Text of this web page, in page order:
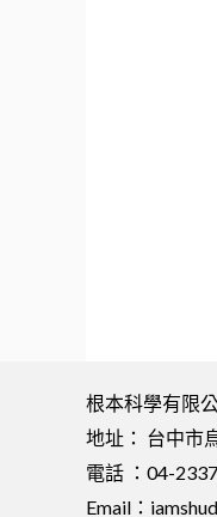
根本科學有限
地址： 台中市
電話 ：04-
Email：